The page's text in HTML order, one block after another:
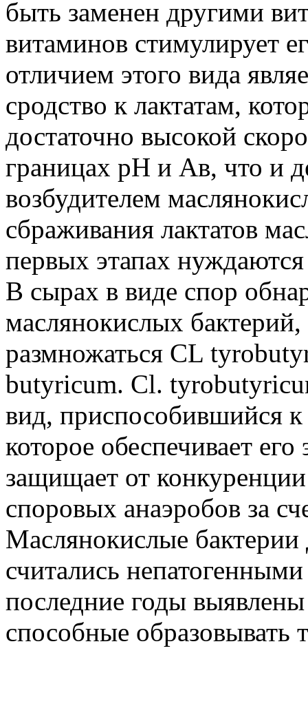
быть заменен другими
витаминов стимулирует
отличием этого вида
сродство к лактатам,
достаточно высокой
границах pH и Ав, что и
возбудителем
сбраживания лактатов
первых этапах нуждаются
B сырах в виде спор
маслянокислых
размножаться CL
butyricum. Cl.
вид, приспособившийся
которое обеспечивает
защищает от
споровых анаэробов за
Маслянокислые бактерии
считались
последние годы
способные образовывать